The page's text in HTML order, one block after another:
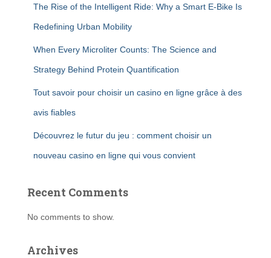
The Rise of the Intelligent Ride: Why a Smart E-Bike Is
Redefining Urban Mobility
When Every Microliter Counts: The Science and
Strategy Behind Protein Quantification
Tout savoir pour choisir un casino en ligne grâce à des
avis fiables
Découvrez le futur du jeu : comment choisir un
nouveau casino en ligne qui vous convient
Recent Comments
No comments to show.
Archives